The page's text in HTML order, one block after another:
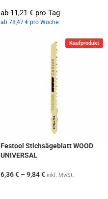
ab 11,21 € pro Tag
ab 78,47 € pro Woche
Kaufprodukt
Festool Stichsägeblatt WOOD
UNIVERSAL
6,36€ – 9,84€ inkl. MwSt.